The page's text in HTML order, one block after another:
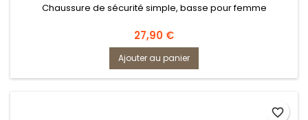
Chaussure de sécurité simple, basse pour femme
Prix
27,90 €
Ajouter au panier
favorite_border